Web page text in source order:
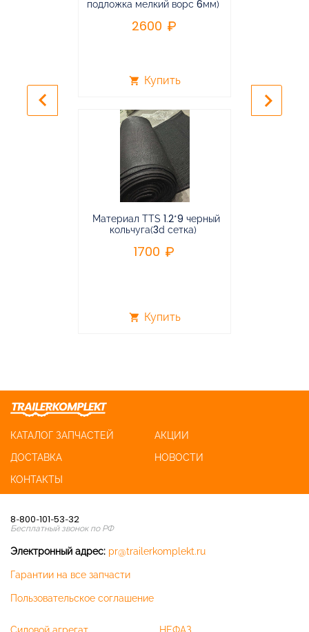
подложка мелкий ворс 6мм)
2600
shopping_cart Купить
Материал TTS 1.2*9 черный
кольчуга(3d сетка)
1700
shopping_cart Купить
keyboard_arrow_left keyboard_arrow_right
КАТАЛОГ ЗАПЧАСТЕЙ
АКЦИИ
ДОСТАВКА
НОВОСТИ
КОНТАКТЫ
8-800-101-53-32
Бесплатный звонок по РФ
Электронный адрес: pr@trailerkomplekt.ru
Гарантии на все запчасти
Пользовательское соглашение